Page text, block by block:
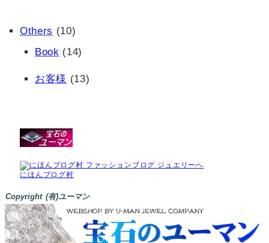
Others (10)
Book (14)
お客様 (13)
にほんブログ村
Copyright (有)ユーマン